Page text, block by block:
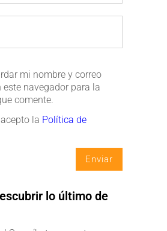
mi nombre y correo
este navegador para la
comente.
la Política de
lo último de